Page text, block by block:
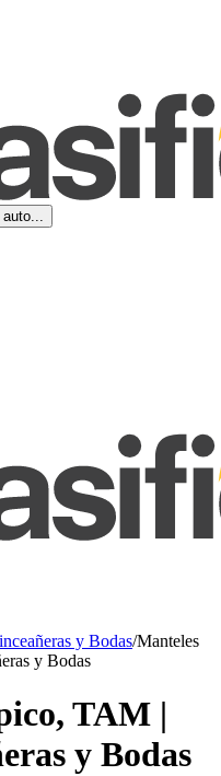
y Bodas/Manteles
y Bodas
TAM |
y Bodas